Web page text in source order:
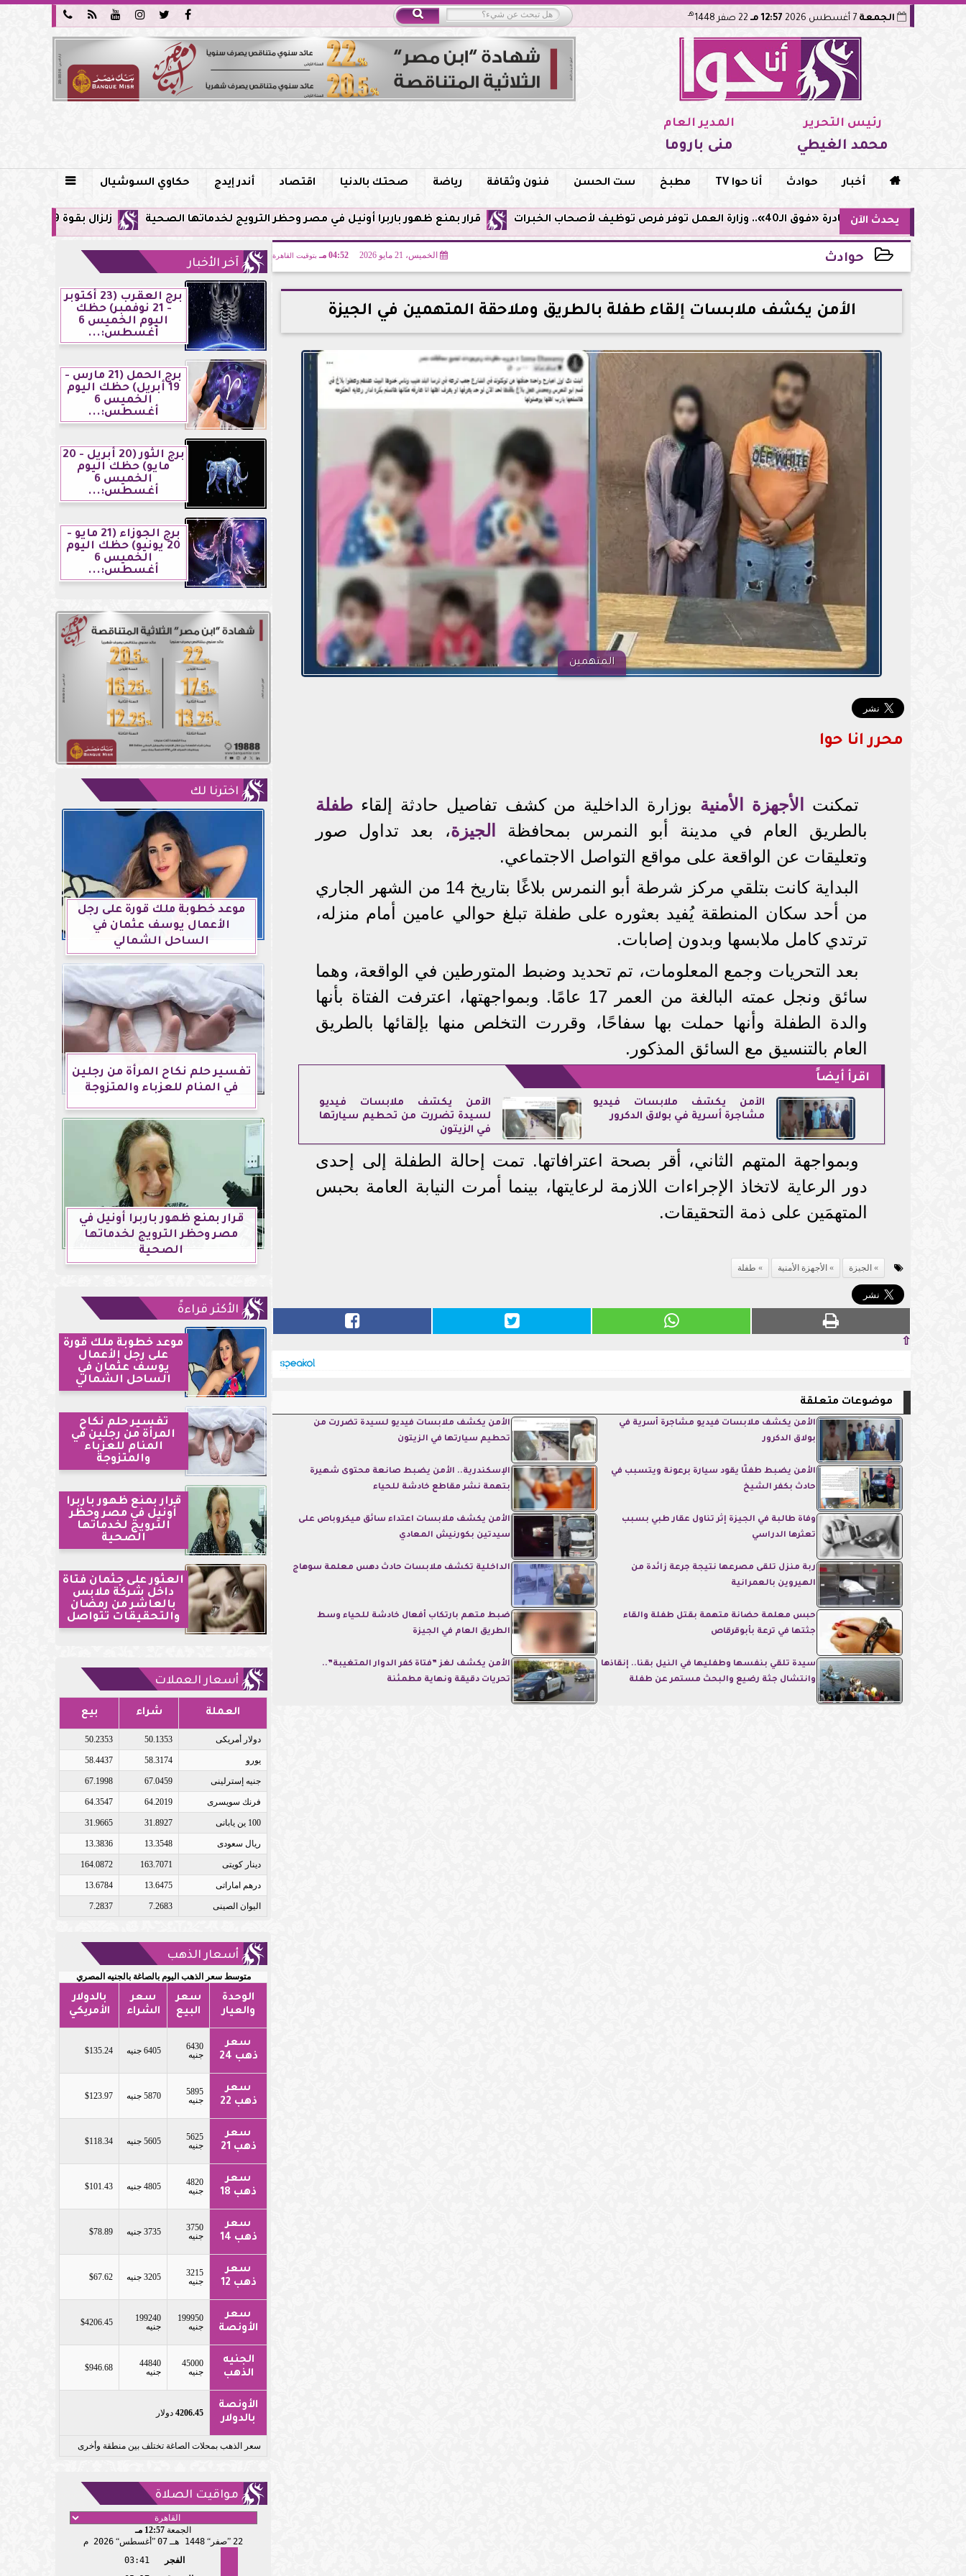





 الجمعة 12:57 مـ هـ
رئيس التحرير
محمد الغيطي
المدير العام
منى باروما
 أخبار حوادث أنا حوا TV مطبخ ست الحسن فنون وثقافة رياضة صحتك بالدنيا اقتصاد أندر إيدج حكاوي السوشيال 
يحدث الآن زلزال بقوة 5.9 ريختر يشعر به سكان القاهرة وعدة محافظات.. مركزه شرق البحر المتوسط قرار بمنع ظهور باربرا أونيل في مصر وحظر الترويج لخدماتها الصحية مبادرة «فوق الـ40».. وزارة العمل توفر فرص توظيف لأصحاب الخبرات
حوادث الخميس، 21 مايو 2026 04:52 مـ بتوقيت القاهرة
2026-05-21 16:52:20
الأمن يكشف ملابسات إلقاء طفلة بالطريق وملاحقة المتهمين في الجيزة
المتهمين
محرر انا حوا
تمكنت الأجهزة الأمنية بوزارة الداخلية من كشف تفاصيل حادثة إلقاء طفلة
بالطريق العام في مدينة أبو النمرس بمحافظة
الجيزة، بعد تداول صور
وتعليقات عن الواقعة على مواقع التواصل الاجتماعي.
البداية كانت بتلقي مركز شرطة أبو النمرس بلاغًا بتاريخ 14 من الشهر الجاري
من أحد سكان المنطقة يُفيد بعثوره على طفلة تبلغ حوالي عامين أمام منزله،
ترتدي كامل ملابسها وبدون إصابات.
بعد التحريات وجمع المعلومات، تم تحديد وضبط المتورطين في الواقعة، وهما
سائق ونجل عمته البالغة من العمر 17 عامًا. وبمواجهتها، اعترفت الفتاة بأنها
والدة الطفلة وأنها حملت بها سفاحًا، وقررت التخلص منها بإلقائها بالطريق
العام بالتنسيق مع السائق المذكور.
اقرأ أيضاً
الأمن يكشف ملابسات فيديو
مشاجرة أسرية في بولاق الدكرور
الأمن يكشف ملابسات فيديو
لسيدة تضررت من تحطيم سيارتها
في الزيتون
وبمواجهة المتهم الثاني، أقر بصحة اعترافاتها. تمت إحالة الطفلة إلى إحدى
دور الرعاية لاتخاذ الإجراءات اللازمة لرعايتها، بينما أمرت النيابة العامة بحبس
المتهمَين على ذمة التحقيقات.
الجيزة الأجهزة الأمنية طفلة
⇧
موضوعات متعلقة
الأمن يكشف ملابسات فيديو مشاجرة أسرية في
بولاق الدكرور
الأمن يكشف ملابسات فيديو لسيدة تضررت من
تحطيم سيارتها في الزيتون
الأمن يضبط طفلًا يقود سيارة برعونة ويتسبب في
حادث بكفر الشيخ
الإسكندرية.. الأمن يضبط صانعة محتوى شهيرة
بتهمة نشر مقاطع خادشة للحياء
وفاة طالبة في الجيزة إثر تناول عقار طبي بسبب
تعثرها الدراسي
الأمن يكشف ملابسات اعتداء سائق ميكروباص على
سيدتين بكورنيش المعادي
ربة منزل تلقى مصرعها نتيجة جرعة زائدة من
الهيروين بالعمرانية
الداخلية تكشف ملابسات حادث دهس معلمة سوهاج
حبس معلمة حضانة متهمة بقتل طفلة والقاء
جثتها في ترعة بأبوقرقاص
ضبط متهم بارتكاب أفعال خادشة للحياء وسط
الطريق العام في الجيزة
سيدة تلقي بنفسها وطفليها في النيل بقنا.. إنقاذها
وانتشال جثة رضيع والبحث مستمر عن طفلة
الأمن يكشف لغز ”فتاة كفر الدوار المتغيبة”..
تحريات دقيقة ونهاية مطمئنة
آخر الأخبار
برج العقرب (23 أكتوبر
- 21 نوفمبر) حظك
اليوم الخميس 6
أغسطس:...
برج الحمل (21 مارس -
19 أبريل) حظك اليوم
الخميس 6
أغسطس:...
برج الثور (20 أبريل - 20
مايو) حظك اليوم
الخميس 6
أغسطس:...
برج الجوزاء (21 مايو -
20 يونيو) حظك اليوم
الخميس 6
أغسطس:...
اخترنا لك
موعد خطوبة ملك قورة على رجل
الأعمال يوسف عثمان في
الساحل الشمالي
تفسير حلم نكاح المرأة من رجلين
في المنام للعزباء والمتزوجة
قرار بمنع ظهور باربرا أونيل في
مصر وحظر الترويج لخدماتها
الصحية
الأكثر قراءةً
موعد خطوبة ملك قورة
على رجل الأعمال
يوسف عثمان في
الساحل الشمالي
تفسير حلم نكاح
المرأة من رجلين في
المنام للعزباء
والمتزوجة
قرار بمنع ظهور باربرا
أونيل في مصر وحظر
الترويج لخدماتها
الصحية
العثور على جثمان فتاة
داخل شركة ملابس
بالعاشر من رمضان
والتحقيقات تتواصل
أسعار العملات
العملة شراء بيع
دولار أمريكى 50.1353
50.2353
يورو 58.3174
58.4437
جنيه إسترلينى 67.0459
67.1998
فرنك سويسرى 64.2019
64.3547
100 ين يابانى 31.8927
31.9665
ريال سعودى 13.3548
13.3836
دينار كويتى 163.7071
164.0872
درهم اماراتى 13.6475
13.6784
اليوان الصينى 7.2683
7.2837
أسعار الذهب
متوسط سعر الذهب اليوم بالصاغة بالجنيه المصري
الوحدة
والعيار
سعر
البيع
سعر
الشراء
بالدولار
الأمريكي
سعر
ذهب 24
6430
جنيه
6405 جنيه $135.24
سعر
ذهب 22
5895
جنيه
5870 جنيه $123.97
سعر
ذهب 21
5625
جنيه
5605 جنيه $118.34
سعر
ذهب 18
4820
جنيه
4805 جنيه $101.43
سعر
ذهب 14
3750
جنيه
3735 جنيه $78.89
سعر
ذهب 12
3215
جنيه
3205 جنيه $67.62
سعر
الأونصة
199950
جنيه
199240
جنيه
$4206.45
الجنيه
الذهب
45000
جنيه
44840
جنيه
$946.68
الأونصة
بالدولار
4206.45 دولار
سعر الذهب بمحلات الصاغة تختلف بين منطقة وأخرى
مواقيت الصلاة
الجمعة 12:57 مـ
22 صفر 1448 هـ 07 أغسطس 2026 م
الفجر
03:41